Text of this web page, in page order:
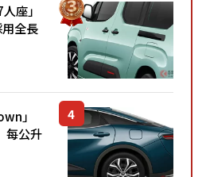
座」
全長
與
」
每公升
眼！